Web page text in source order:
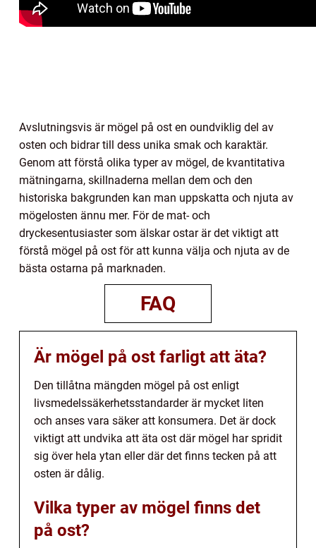
Avslutningsvis är mögel på ost en oundviklig del av
osten och bidrar till dess unika smak och karaktär.
Genom att förstå olika typer av mögel, de kvantitativa
mätningarna, skillnaderna mellan dem och den
historiska bakgrunden kan man uppskatta och njuta av
mögelosten ännu mer. För de mat- och
dryckesentusiaster som älskar ostar är det viktigt att
förstå mögel på ost för att kunna välja och njuta av de
bästa ostarna på marknaden.
FAQ
Är mögel på ost farligt att äta?
Den tillåtna mängden mögel på ost enligt
livsmedelssäkerhetsstandarder är mycket liten
och anses vara säker att konsumera. Det är dock
viktigt att undvika att äta ost där mögel har spridit
sig över hela ytan eller där det finns tecken på att
osten är dålig.
Vilka typer av mögel finns det
på ost?